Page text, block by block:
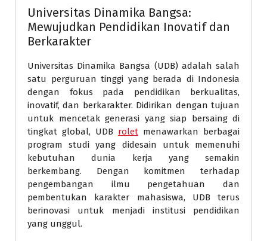
Universitas Dinamika Bangsa:
Mewujudkan Pendidikan Inovatif dan
Berkarakter
Universitas Dinamika Bangsa (UDB) adalah salah
satu perguruan tinggi yang berada di Indonesia
dengan fokus pada pendidikan berkualitas,
inovatif, dan berkarakter. Didirikan dengan tujuan
untuk mencetak generasi yang siap bersaing di
tingkat global, UDB rolet menawarkan berbagai
program studi yang didesain untuk memenuhi
kebutuhan dunia kerja yang semakin
berkembang. Dengan komitmen terhadap
pengembangan ilmu pengetahuan dan
pembentukan karakter mahasiswa, UDB terus
berinovasi untuk menjadi institusi pendidikan
yang unggul.